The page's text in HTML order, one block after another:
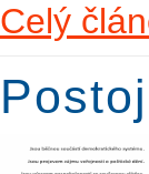
Celý